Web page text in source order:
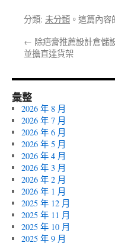
分類: 未分類 。這篇內容
← 除疤膏推薦設計倉儲
並擔直達貨架
彙整
2026 年 8 月
2026 年 7 月
2026 年 6 月
2026 年 5 月
2026 年 4 月
2026 年 3 月
2026 年 2 月
2026 年 1 月
2025 年 12 月
2025 年 11 月
2025 年 10 月
2025 年 9 月